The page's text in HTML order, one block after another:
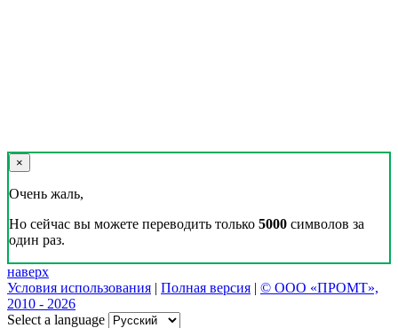
×
Очень жаль,
Но сейчас вы можете переводить только 5000 символов за
один раз.
наверх
Условия использования | Полная версия | © ООО «ПРОМТ»,
2010 - 2026
Select a language